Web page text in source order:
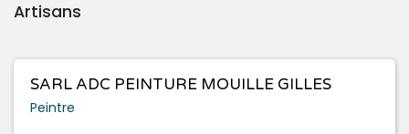
Artisans
SARL ADC PEINTURE MOUILLE GILLES
Peintre